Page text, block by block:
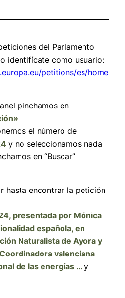
del Parlamento
identifícate como usuario:
petitions/es/home
pinchamos en
el número de
y no seleccionamos nada
en “Buscar”
hasta encontrar la petición
presentada por Mónica
española, en
Naturalista de Ayora y
valenciana
de las energías … y